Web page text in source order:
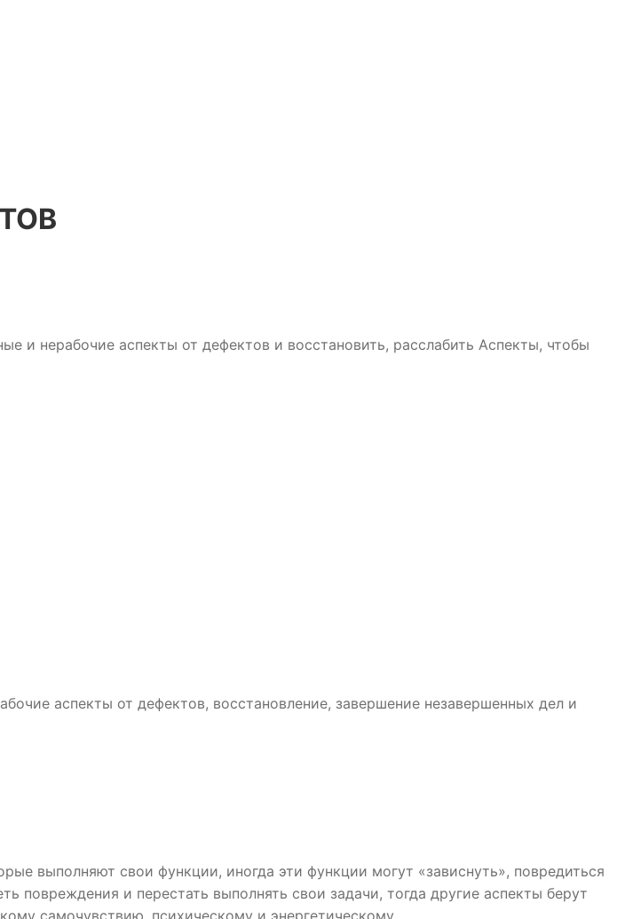
нерабочие аспекты от дефектов и восстановить, расслабить Аспекты, чтобы
аспекты от дефектов, восстановление, завершение незавершенных дел и
выполняют свои функции, иногда эти функции могут «зависнуть», повредиться
повреждения и перестать выполнять свои задачи, тогда другие аспекты берут
самочувствию, психическому и энергетическому.